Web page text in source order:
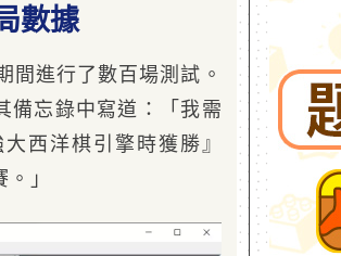
數據
進行了數百場測試。
忘錄中寫道：「我需
西洋棋引擎時獲勝』
」